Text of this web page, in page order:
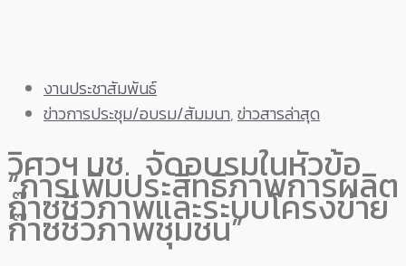
งานประชาสัมพันธ์
ข่าวการประชุม/อบรม/สัมมนา,ข่าวสารล่าสุด
วิศวฯ มช. จัดอบรมในหัวข้อ
“การเพิ่มประสิทธิภาพการผลิต
ก๊าซชีวภาพและระบบโครงข่าย
ก๊าซชีวภาพชุมชน”